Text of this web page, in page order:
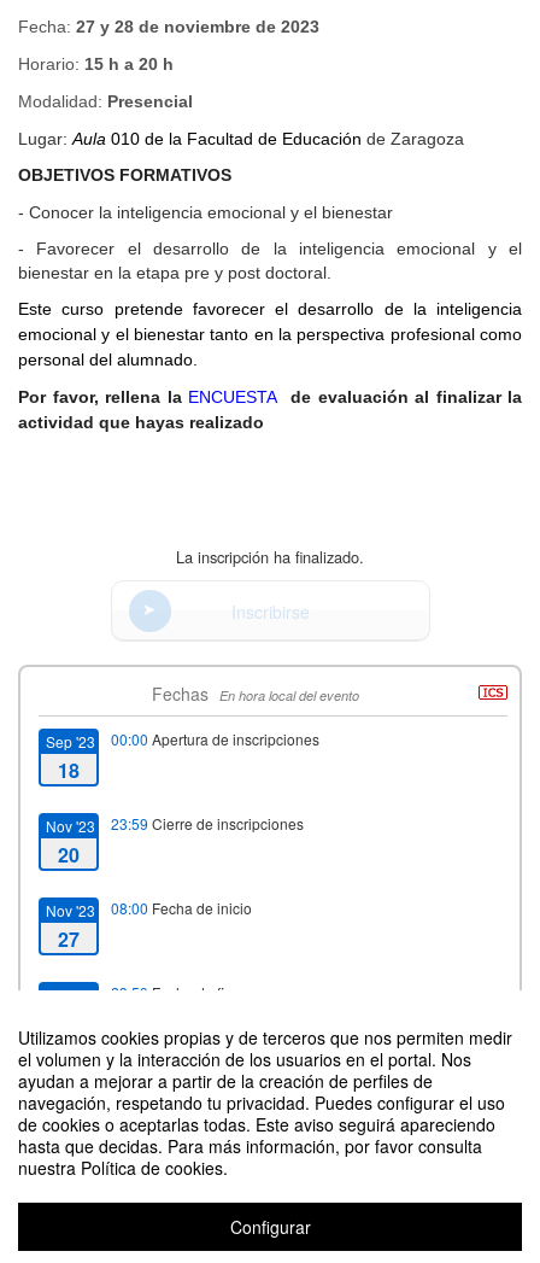
Utilizamos cookies propias y de terceros que nos permiten medir
el volumen y la interacción de los usuarios en el portal. Nos
ayudan a mejorar a partir de la creación de perfiles de
navegación, respetando tu privacidad. Puedes configurar el uso
de cookies o aceptarlas todas. Este aviso seguirá apareciendo
hasta que decidas. Para más información, por favor consulta
nuestra Política de cookies.
Configurar
Fecha: 27 y 28 de noviembre de 2023
Horario: 15 h a 20 h
Modalidad: Presencial
Lugar: Aula 010 de la Facultad de Educación de Zaragoza
OBJETIVOS FORMATIVOS
- Conocer la inteligencia emocional y el bienestar
- Favorecer el desarrollo de la inteligencia emocional y el
bienestar en la etapa pre y post doctoral.
Este curso pretende favorecer el desarrollo de la inteligencia
emocional y el bienestar tanto en la perspectiva profesional como
personal del alumnado.
Por favor, rellena la ENCUESTA
de evaluación al finalizar la
actividad que hayas realizado
La inscripción ha finalizado.
Inscribirse
Fechas En hora local del evento
Sep '23
18
00:00 Apertura de inscripciones
Nov '23
20
23:59 Cierre de inscripciones
Nov '23
27
08:00 Fecha de inicio
Nov '23 23:59 Fecha de fin
Contacto